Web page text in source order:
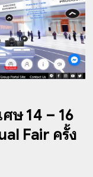
ษ 14 – 16
Fair ครั้ง